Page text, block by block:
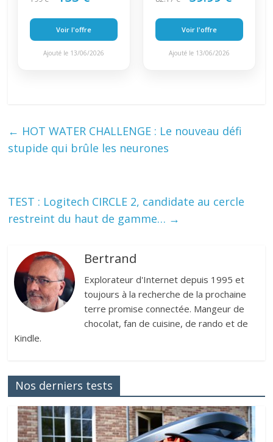
Voir l'offre
Ajouté le 13/06/2026
Voir l'offre
Ajouté le 13/06/2026
← HOT WATER CHALLENGE : Le nouveau défi
stupide qui brûle les neurones
TEST : Logitech CIRCLE 2, candidate au cercle
restreint du haut de gamme… →
Bertrand
Explorateur d'Internet depuis 1995 et
toujours à la recherche de la prochaine
terre promise connectée. Mangeur de
chocolat, fan de cuisine, de rando et de
Kindle.
Nos derniers tests